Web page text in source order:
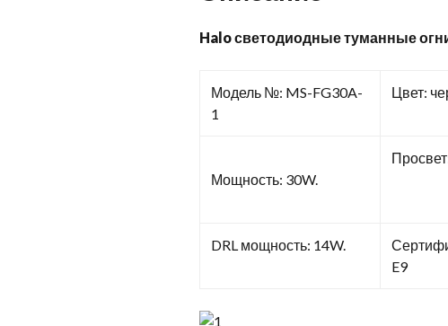
Halo светодиодные туманные
Модель №: MS-FG30A-
1
Цвет:
Мощность: 30W.
DRL мощность: 14W.
E9